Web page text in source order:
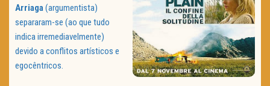
Arriaga(argumentista)
separaram-se (ao que tudo
indica irremediavelmente)
devido a conflitos artísticos e
egocêntricos.